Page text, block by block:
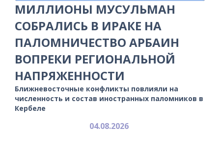
МИЛЛИОНЫ МУСУЛЬМАН
СОБРАЛИСЬ В ИРАКЕ НА
ПАЛОМНИЧЕСТВО АРБАИН
ВОПРЕКИ РЕГИОНАЛЬНОЙ
НАПРЯЖЕННОСТИ
Ближневосточные конфликты повлияли на
численность и состав иностранных паломников в
Кербеле
04.08.2026